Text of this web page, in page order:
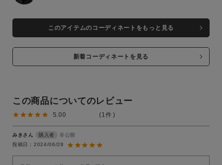
このアイテムのコーディネートをもっと見る
新着コーディネートを見る
この商品についてのレビュー
5.00 1
みき 購入者
非公開
投稿日
2024/06/28